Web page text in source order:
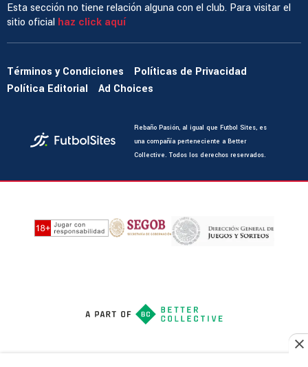
Esta sección no tiene relación alguna con el club. Para visitar el
sitio oficial haz click aquí
Términos y Condiciones
Políticas de Privacidad
Política Editorial
Ad Choices
Rebaño Pasión, al igual que Futbol Sites, es
una compañía perteneciente a Better
Collective. Todos los derechos reservados.